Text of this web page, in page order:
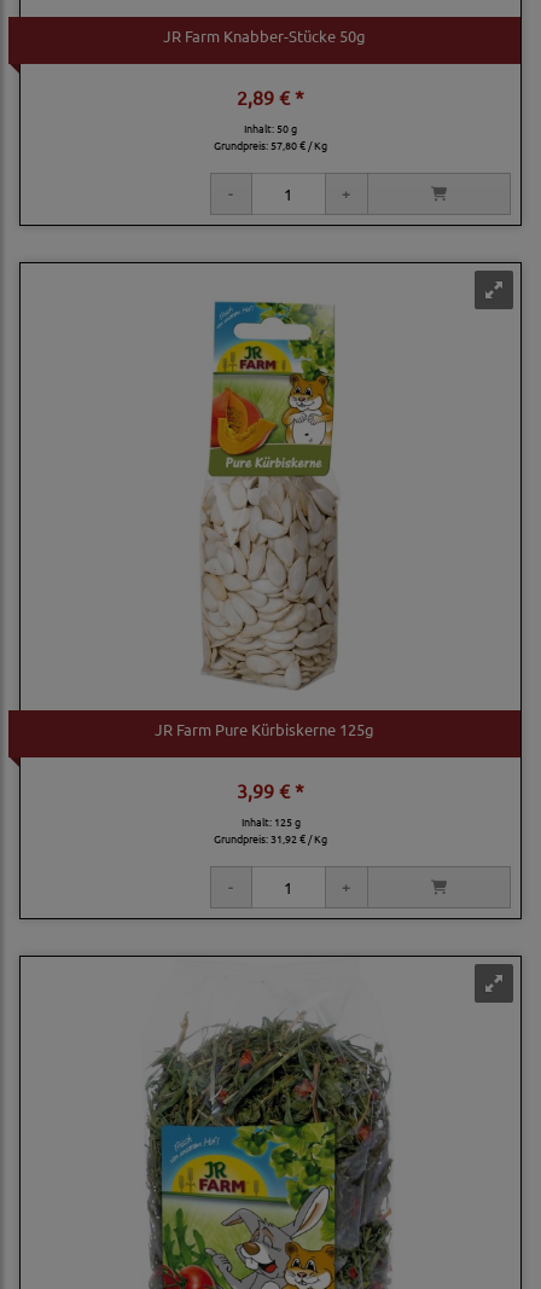
JR Farm Knabber-Stücke 50g
2,89 € *
Inhalt: 50 g
Grundpreis: 57,80 € / Kg
JR Farm Pure Kürbiskerne 125g
3,99 € *
Inhalt: 125 g
Grundpreis:31,92 € / Kg